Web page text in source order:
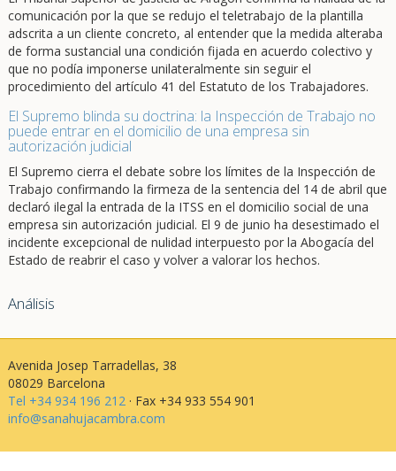
comunicación por la que se redujo el teletrabajo de la plantilla
adscrita a un cliente concreto, al entender que la medida alteraba
de forma sustancial una condición fijada en acuerdo colectivo y
que no podía imponerse unilateralmente sin seguir el
procedimiento del artículo 41 del Estatuto de los Trabajadores.
El Supremo blinda su doctrina: la Inspección de Trabajo no
puede entrar en el domicilio de una empresa sin
autorización judicial
El Supremo cierra el debate sobre los límites de la Inspección de
Trabajo confirmando la firmeza de la sentencia del 14 de abril que
declaró ilegal la entrada de la ITSS en el domicilio social de una
empresa sin autorización judicial. El 9 de junio ha desestimado el
incidente excepcional de nulidad interpuesto por la Abogacía del
Estado de reabrir el caso y volver a valorar los hechos.
Análisis
Avenida Josep Tarradellas, 38
08029 Barcelona
Tel +34 934 196 212· Fax +34 933 554 901
info@sanahujacambra.com